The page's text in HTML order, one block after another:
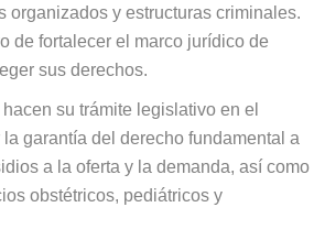
organizados y estructuras criminales.
de fortalecer el marco jurídico de
sus derechos.
su trámite legislativo en el
garantía del derecho fundamental a
a la oferta y la demanda, así como
obstétricos, pediátricos y